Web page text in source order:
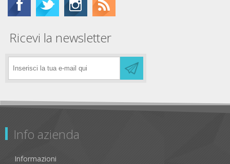
Ricevi la newsletter
Info azienda
Informazioni